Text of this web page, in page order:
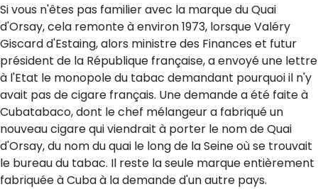
Si vous n'êtes pas familier avec la marque du Quai
d'Orsay, cela remonte à environ 1973, lorsque Valéry
Giscard d'Estaing, alors ministre des Finances et futur
président de la République française, a envoyé une lettre
à l'Etat le monopole du tabac demandant pourquoi il n'y
avait pas de cigare français. Une demande a été faite à
Cubatabaco, dont le chef mélangeur a fabriqué un
nouveau cigare qui viendrait à porter le nom de Quai
d'Orsay, du nom du quai le long de la Seine où se trouvait
le bureau du tabac. Il reste la seule marque entièrement
fabriquée à Cuba à la demande d'un autre pays.